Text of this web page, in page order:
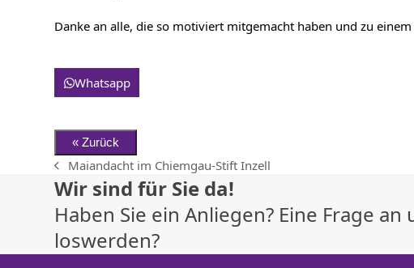
Danke an alle, die so motiviert mitgemacht haben und zu
Whatsapp
vorheriger
Beitrag:
Maiandacht im Chiemgau-Stift Inzell
Wir sind für Sie da!
Haben Sie ein Anliegen? Eine Frage
loswerden?